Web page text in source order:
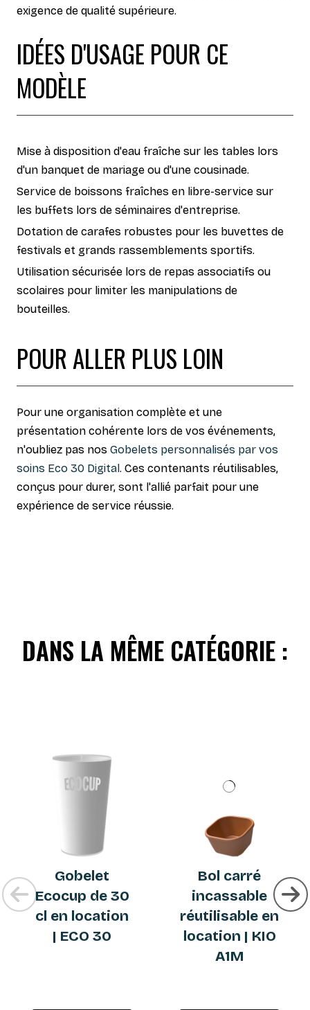
exigence de qualité supérieure.
IDÉES D'USAGE POUR CE
MODÈLE
Mise à disposition d'eau fraîche sur les tables lors
d'un banquet de mariage ou d'une cousinade.
Service de boissons fraîches en libre-service sur
les buffets lors de séminaires d'entreprise.
Dotation de carafes robustes pour les buvettes de
festivals et grands rassemblements sportifs.
Utilisation sécurisée lors de repas associatifs ou
scolaires pour limiter les manipulations de
bouteilles.
POUR ALLER PLUS LOIN
Pour une organisation complète et une
présentation cohérente lors de vos événements,
n'oubliez pas nos Gobelets personnalisés par vos
soins Eco 30 Digital . Ces contenants réutilisables,
conçus pour durer, sont l'allié parfait pour une
expérience de service réussie.
DANS LA MÊME CATÉGORIE :
Gobelet
Ecocup de 30
cl en location
| ECO 30
Bol carré
incassable
réutilisable en
location | KIO
A1M